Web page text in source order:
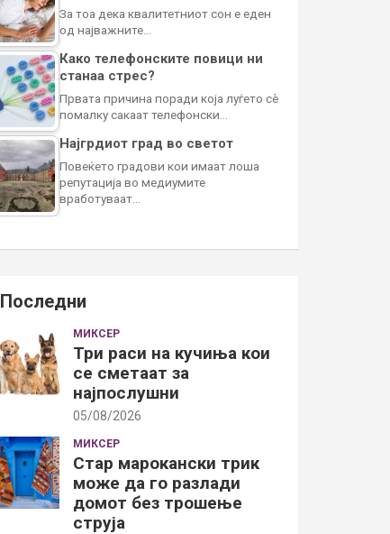
За тоа дека квалитетниот сон е еден
од најважните…
Како телефонските повици ни
станаа стрес?
Првата причина поради која луѓето сè
помалку сакаат телефонски…
Најгрдиот град во светот
Повеќето градови кои имаат лоша
репутација во медиумите
вработуваат…
Последни
МИКСЕР
Три раси на кучиња кои
се сметаат за
најпослушни
05/08/2026
МИКСЕР
Стар марокански трик
може да го разлади
домот без трошење
струја